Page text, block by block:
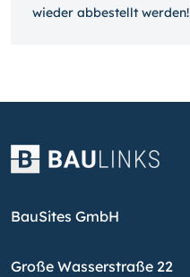
wieder ab­bestellt werden!
BauSites GmbH
Große Wasserstraße 22